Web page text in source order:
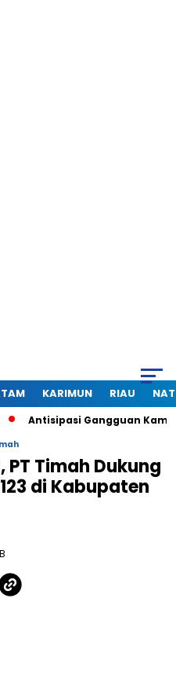
KARIMUN RIAU
Gangguan Kamtibmas Saat
PT Timah Dukung
di Kabupaten